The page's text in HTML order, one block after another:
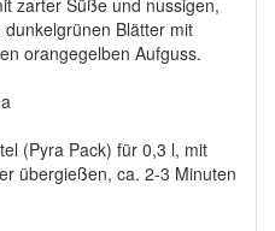
Blätter mit
orangegelben Aufguss.
(Pyra Pack) für 0,3 l, mit
übergießen, ca. 2-3 Minuten